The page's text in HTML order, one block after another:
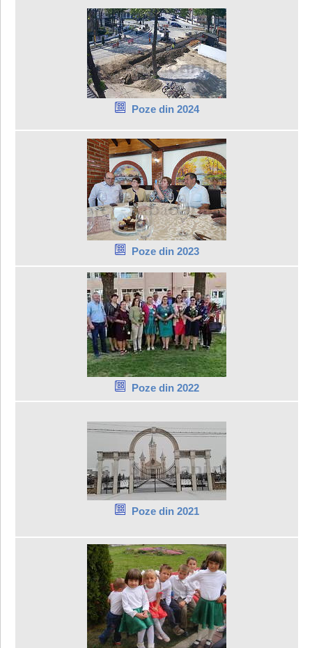
Poze din 2024
Poze din 2023
Poze din 2022
Poze din 2021